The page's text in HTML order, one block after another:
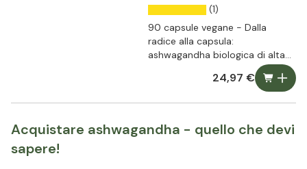
(1)
90 capsule vegane - Dalla
radice alla capsula:
ashwagandha biologica di alta
qualità per la tua routine
24,97 €
Acquistare ashwagandha - quello che devi
sapere!